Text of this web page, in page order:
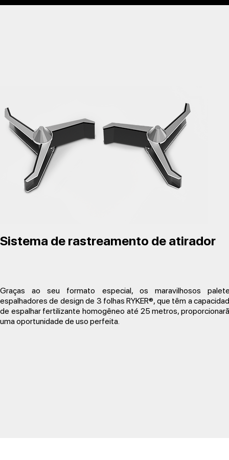
Sistema de rastreamento de atirador
Graças ao seu formato especial, os maravilhosos
espalhadores de design de 3 folhas RYKER®, que têm a
de espalhar fertilizante homogêneo até 25 metros,
uma oportunidade de uso perfeita.